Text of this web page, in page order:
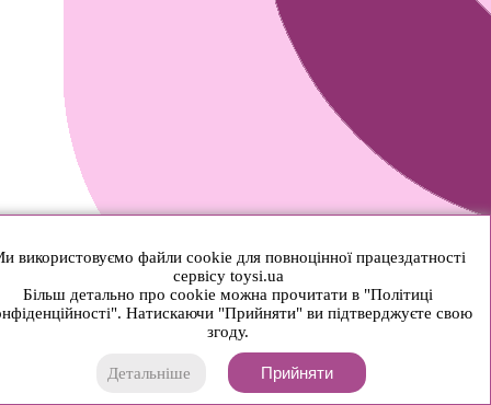
використовуємо файли cookie для повноцінної працездатності
сервісу toysi.ua
Більш детально про cookie можна прочитати в "Політиці
Натискаючи "Прийняти" ви підтверджуєте свою
згоду.
Детальніше Прийняти